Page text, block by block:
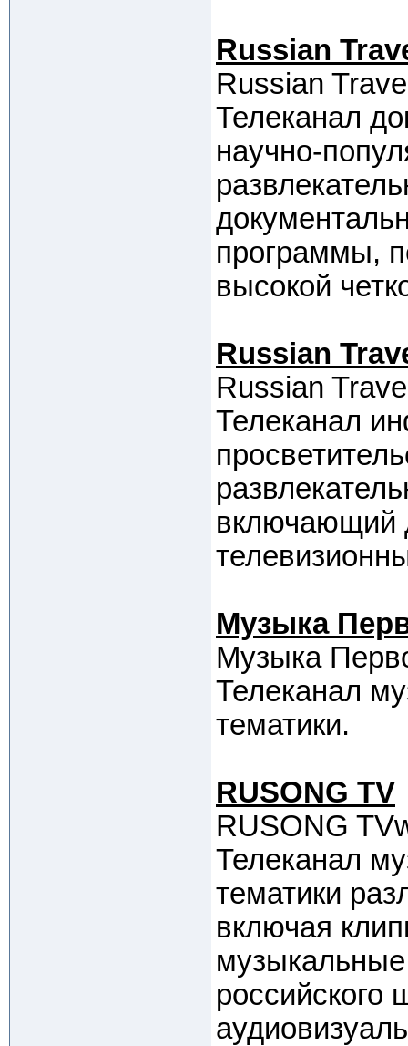
Russian
Russian
Телеканал
научно-
программы,
высокой
Russian
Russian
Телеканал
включающий
Музыка
Музыка
Телеканал
тематики.
RUSONG TV
RUSONG
Телеканал
тематики
включая
музыкальные
российского